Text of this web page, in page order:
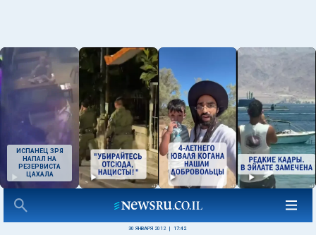
ИСПАНЕЦ ЗРЯ
НАПАЛ НА
РЕЗЕРВИСТА
ЦАХАЛА
30 ЯНВАРЯ 2012 17:42